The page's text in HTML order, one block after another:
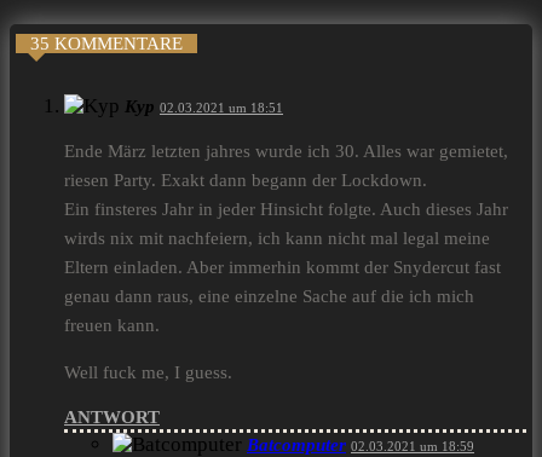
35 KOMMENTARE
Kyp 02.03.2021 um 18:51
Ende März letzten jahres wurde ich 30. Alles war gemietet,
riesen Party. Exakt dann begann der Lockdown.
Ein finsteres Jahr in jeder Hinsicht folgte. Auch dieses Jahr
wirds nix mit nachfeiern, ich kann nicht mal legal meine
Eltern einladen. Aber immerhin kommt der Snydercut fast
genau dann raus, eine einzelne Sache auf die ich mich
freuen kann.
Well fuck me, I guess.
ANTWORT
Batcomputer 02.03.2021 um 18:59